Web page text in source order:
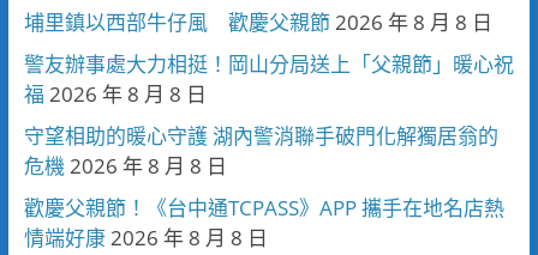
埔里鎮以西部牛仔風 歡慶父親節2026 年 8 月 8 日
警友辦事處大力相挺！岡山分局送上「父親節」暖心祝
福 2026 年 8 月 8 日
守望相助的暖心守護 湖內警消聯手破門化解獨居翁的
危機2026 年 8 月 8 日
歡慶父親節！《台中通TCPASS》APP 攜手在地名店熱
情端好康2026 年 8 月 8 日